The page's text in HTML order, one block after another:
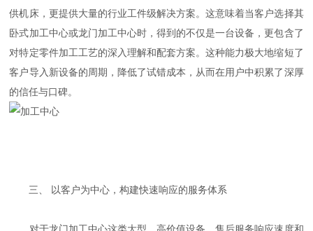
供机床，更提供大量的行业工件级解决方案。这意味着当客户选择其
卧式加工中心或龙门加工中心时，得到的不仅是一台设备，更包含了
对特定零件加工工艺的深入理解和配套方案。这种能力极大地缩短了
客户导入新设备的周期，降低了试错成本，从而在用户中积累了深厚
的信任与口碑。
三、 以客户为中心，构建快速响应的服务体系